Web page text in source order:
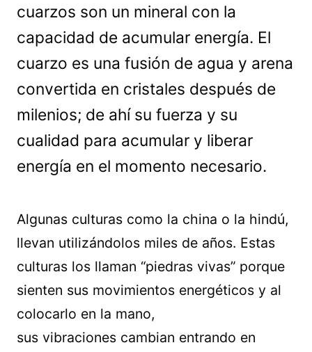
cuarzos son un mineral con la
capacidad de acumular energía. El
cuarzo es una fusión de agua y arena
convertida en cristales después de
milenios; de ahí su fuerza y su
cualidad para acumular y liberar
energía en el momento necesario.
Algunas culturas como la china o la hindú,
llevan utilizándolos miles de años. Estas
culturas los llaman “piedras vivas” porque
sienten sus movimientos energéticos y al
colocarlo en la mano,
sus vibraciones cambian entrando en